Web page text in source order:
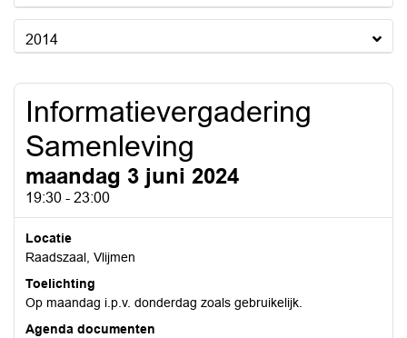
2014
Informatievergadering
Samenleving
maandag 3 juni 2024
19:30 - 23:00
Locatie
Raadszaal, Vlijmen
Toelichting
Op maandag i.p.v. donderdag zoals gebruikelijk.
Agenda documenten